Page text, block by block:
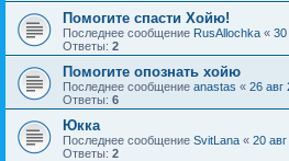
Помогите спасти Хойю!
Последнее сообщение RusAllochka « 30
Ответы: 2
Помогите опознать хойю
Последнее сообщение anastas « 26 авг
Ответы: 6
Юкка
Последнее сообщение SvitLana « 20
Ответы: 2